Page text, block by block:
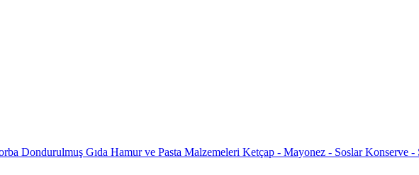
Dondurulmuş Gıda Hamur ve Pasta Malzemeleri Ketçap - Mayonez - SoslarKonserve -